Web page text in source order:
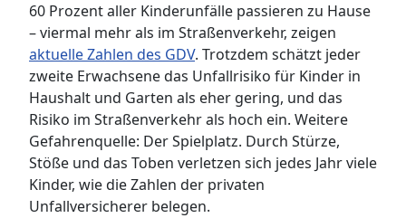
60 Prozent aller Kinderunfälle passieren zu Hause
– viermal mehr als im Straßenverkehr, zeigen
aktuelle Zahlen des GDV. Trotzdem schätzt jeder
zweite Erwachsene das Unfallrisiko für Kinder in
Haushalt und Garten als eher gering, und das
Risiko im Straßenverkehr als hoch ein. Weitere
Gefahrenquelle: Der Spielplatz. Durch Stürze,
Stöße und das Toben verletzen sich jedes Jahr viele
Kinder, wie die Zahlen der privaten
Unfallversicherer belegen.